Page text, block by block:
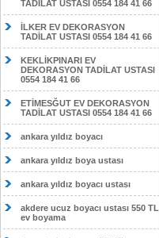
TADİLAT USTASI 0554 184 41 66
İLKER EV DEKORASYON
TADİLAT USTASI 0554 184 41 66
KEKLİKPINARI EV
DEKORASYON TADİLAT USTASI
0554 184 41 66
ETİMESĞUT EV DEKORASYON
TADİLAT USTASI 0554 184 41 66
ankara yıldız boyacı
ankara yıldız boya ustası
ankara yıldız boyacı ustası
akdere ucuz boyacı ustası 550 TL
ev boyama